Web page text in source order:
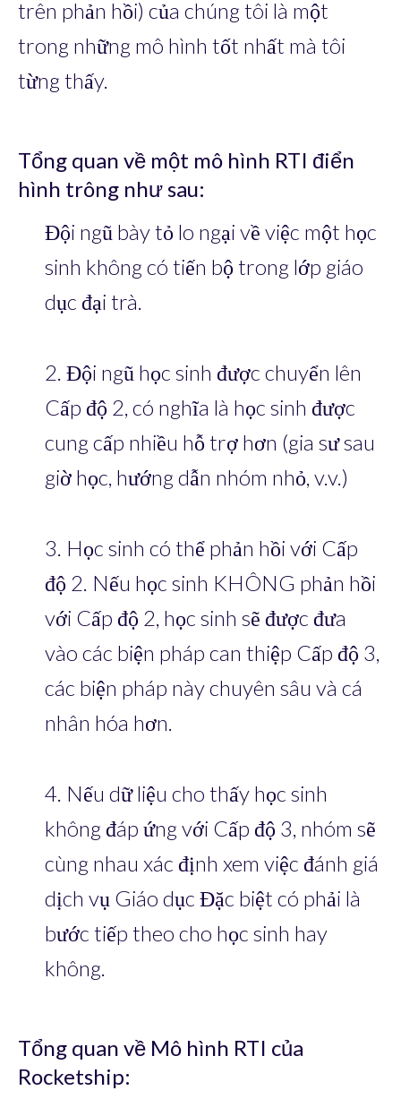
trên phản hồi) của chúng tôi là một
trong những mô hình tốt nhất mà tôi
từng thấy.
Tổng quan về một mô hình RTI điển
hình trông như sau:
Đội ngũ bày tỏ lo ngại về việc một học
sinh không có tiến bộ trong lớp giáo
dục đại trà.
2. Đội ngũ học sinh được chuyển lên
Cấp độ 2, có nghĩa là học sinh được
cung cấp nhiều hỗ trợ hơn (gia sư sau
giờ học, hướng dẫn nhóm nhỏ, v.v.)
3. Học sinh có thể phản hồi với Cấp
độ 2. Nếu học sinh KHÔNG phản hồi
với Cấp độ 2, học sinh sẽ được đưa
vào các biện pháp can thiệp Cấp độ 3,
các biện pháp này chuyên sâu và cá
nhân hóa hơn.
4. Nếu dữ liệu cho thấy học sinh
không đáp ứng với Cấp độ 3, nhóm sẽ
cùng nhau xác định xem việc đánh giá
dịch vụ Giáo dục Đặc biệt có phải là
bước tiếp theo cho học sinh hay
không.
Tổng quan về Mô hình RTI của
Rocketship: